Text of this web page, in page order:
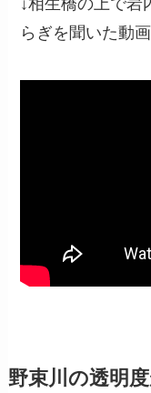
↓相生橋の上で岩
らぎを聞いた動画
野束川の透明